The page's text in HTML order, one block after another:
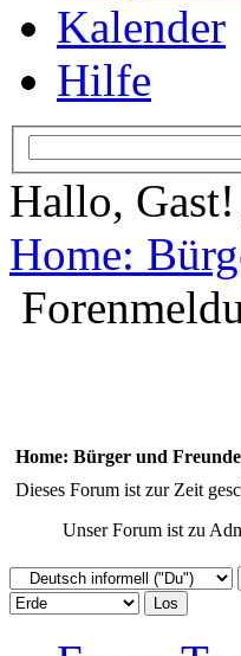
Kalender
Hilfe
Hallo, Gast!
Home:
Home: Bürger und
Dieses Forum ist zur Zeit
Unser Forum ist zu